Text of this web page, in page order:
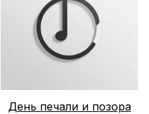
День печали и позора